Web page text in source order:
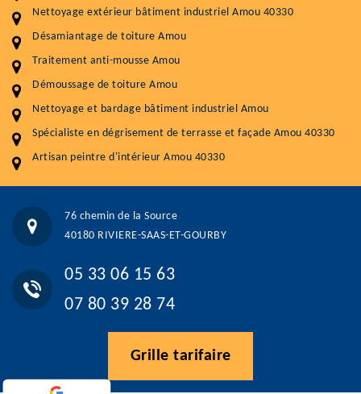
Nettoyage extérieur bâtiment industriel Amou 40330
Désamiantage de toiture Amou
Traitement anti-mousse Amou
Démoussage de toiture Amou
Nettoyage et bardage bâtiment industriel Amou
Spécialiste en dégrisement de terrasse et façade Amou 40330
Artisan peintre d'intérieur Amou 40330
76 chemin de la Source
40180 RIVIERE-SAAS-ET-GOURBY
05 33 06 15 63
07 80 39 28 74
Grille tarifaire
Nettoyageb toiture
Démoussage toiture
Traitement hydrofuge toiture
5.0 (118avis)
Artisant local recommander
76 chemin de la Source 40180 RIVIERE-SAAS-ET-GOURBY